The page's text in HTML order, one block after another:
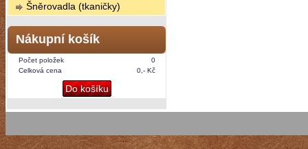
Šněrovadla (tkaničky)
Nákupní košík
Počet položek
0
Celková cena
0,- Kč
Do košíku